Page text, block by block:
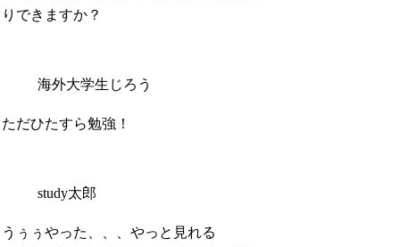
りできますか？
海外大学生じろう
ただひたすら勉強！
study太郎
うぅぅやった、、、やっと見れる